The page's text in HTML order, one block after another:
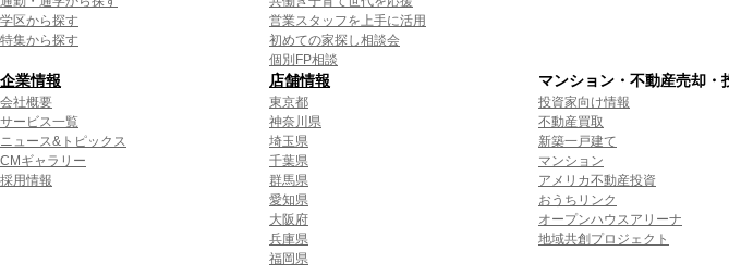
学区から探す
特集から探す
営業スタッフを上手に活用
初めての家探し相談会
個別FP相談
企業情報
会社概要
サービス一覧
ニュース&トピックス
CMギャラリー
採用情報
店舗情報
東京都
神奈川県
埼玉県
千葉県
群馬県
愛知県
大阪府
兵庫県
福岡県
マンション・不動産売却・
投資家向け情報
不動産買取
新築一戸建て
マンション
アメリカ不動産投資
おうちリンク
オープンハウスアリーナ
地域共創プロジェクト